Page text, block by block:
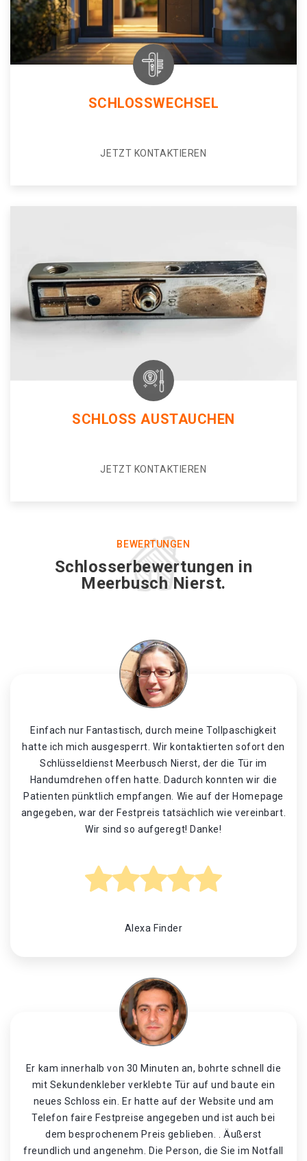
SCHLOSSWECHSEL
JETZT KONTAKTIEREN
SCHLOSS AUSTAUCHEN
JETZT KONTAKTIEREN
BEWERTUNGEN
Schlosserbewertungen in
Meerbusch Nierst.
Einfach nur Fantastisch, durch meine Tollpaschigkeit
hatte ich mich ausgesperrt. Wir kontaktierten sofort den
Schlüsseldienst Meerbusch Nierst, der die Tür im
Handumdrehen offen hatte. Dadurch konnten wir die
Patienten pünktlich empfangen. Wie auf der Homepage
angegeben, war der Festpreis tatsächlich wie vereinbart.
Wir sind so aufgeregt! Danke!
Alexa Finder
Er kam innerhalb von 30 Minuten an, bohrte schnell die
mit Sekundenkleber verklebte Tür auf und baute ein
neues Schloss ein. Er hatte auf der Website und am
Telefon faire Festpreise angegeben und ist auch bei
dem besprochenem Preis geblieben. . Äußerst
freundlich und angenehm. Die Person, die Sie im Notfall